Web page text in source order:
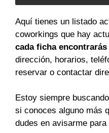
Aquí tienes un listado
coworkings que hay
cada ficha
dirección, horarios,
reservar o contactar
Estoy siempre
si conoces alguno más
dudes en avisarme para